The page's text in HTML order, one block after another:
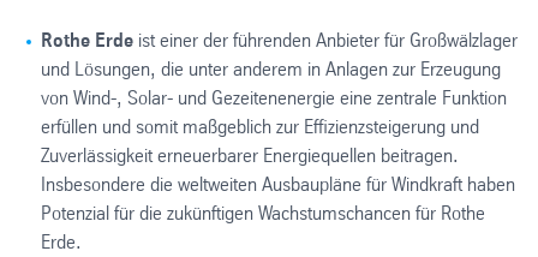
Rothe Erde ist einer der führenden Anbieter für Großwälzlager
und Lösungen, die unter anderem in Anlagen zur Erzeugung
von Wind-, Solar- und Gezeitenenergie eine zentrale Funktion
erfüllen und somit maßgeblich zur Effizienzsteigerung und
Zuverlässigkeit erneuerbarer Energiequellen beitragen.
Insbesondere die weltweiten Ausbaupläne für Windkraft haben
Potenzial für die zukünftigen Wachstumschancen für Rothe
Erde.